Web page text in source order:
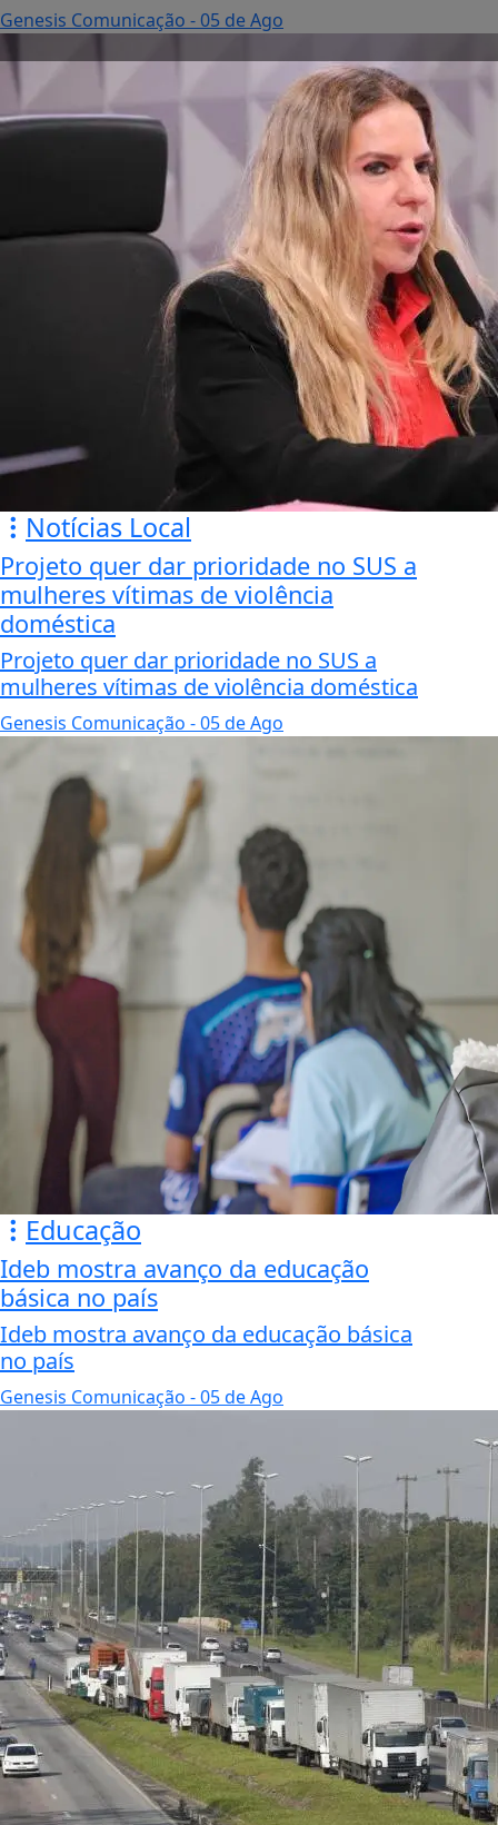
Genesis Comunicação - 05 de Ago
Notícias Local
Projeto quer dar prioridade no SUS a
mulheres vítimas de violência
doméstica
Projeto quer dar prioridade no SUS a
mulheres vítimas de violência doméstica
Genesis Comunicação - 05 de Ago
Educação
Ideb mostra avanço da educação
básica no país
Ideb mostra avanço da educação básica
no país
Genesis Comunicação - 05 de Ago